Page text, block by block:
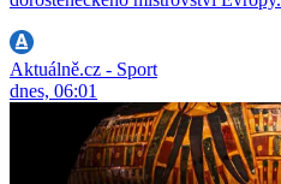
Aktuálně.cz - Sport
dnes, 06:01